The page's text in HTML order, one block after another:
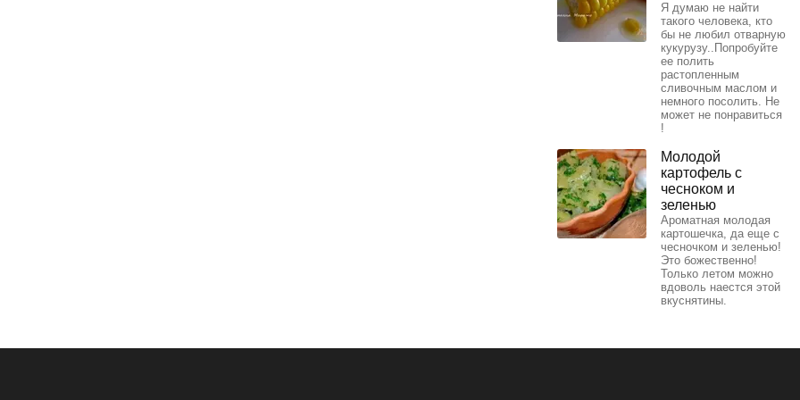
Я думаю не найти
такого человека, кто
бы не любил отварную
кукурузу..Попробуйте
ее полить
растопленным
сливочным маслом и
немного посолить. Не
может не понравиться
!
Молодой
картофель с
чесноком и
зеленью
Ароматная молодая
картошечка, да еще с
чесночком и зеленью!
Это божественно!
Только летом можно
вдоволь наестся этой
вкуснятины.